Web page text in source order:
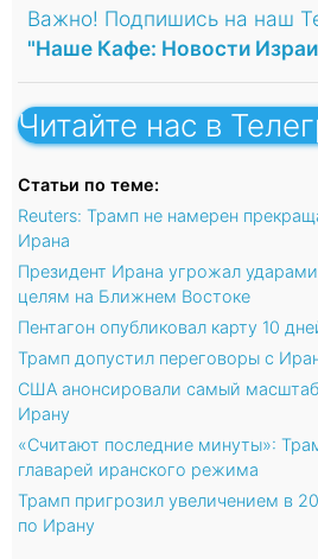
Важно! Подпишись на наш
"Наше Кафе: Новости
Читайте нас в
Статьи по теме:
Reuters: Трамп не намерен
Ирана
Президент Ирана угрожал
целям на Ближнем Востоке
Пентагон опубликовал карту 10
Трамп допустил переговоры с
США анонсировали самый
Ирану
«Считают последние минуты»:
главарей иранского режима
Трамп пригрозил увеличением в
по Ирану